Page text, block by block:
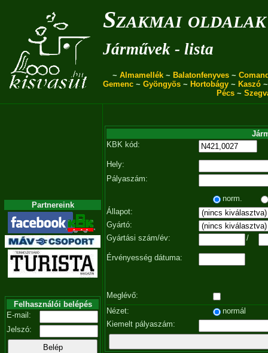
Szakmai oldalak
Járművek - lista
~ Almamellék ~ Balatonfenyves ~
Gemenc ~ Gyöngyös ~ Hortobágy ~ Kaszó
Pécs ~
Partnereink
Felhasználói belépés
E-mail:
Jelszó:
KBK kód:
Hely:
Pályaszám:
norm.
Állapot:
Gyártó:
Gyártási szám/év:
/
Érvényesség dátuma:
Meglévő:
Nézet:
normál
Kiemelt pályaszám: